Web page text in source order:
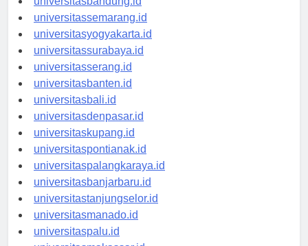
universitasbandung.id
universitassemarang.id
universitasyogyakarta.id
universitassurabaya.id
universitasserang.id
universitasbanten.id
universitasbali.id
universitasdenpasar.id
universitaskupang.id
universitaspontianak.id
universitaspalangkaraya.id
universitasbanjarbaru.id
universitastanjungselor.id
universitasmanado.id
universitaspalu.id